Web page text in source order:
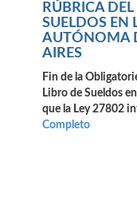
RÚBRICA
SUELDOS EN
AUTÓNOMA
AIRES
Fin de la
Libro de Sueldos
que la Ley 27802
Completo